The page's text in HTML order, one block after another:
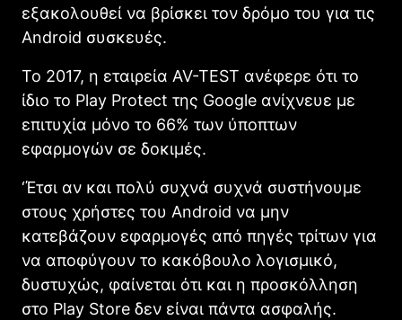
εξακολουθεί να βρίσκει τον δρόμο του για τις
Android συσκευές.
Το 2017, η εταιρεία AV-TEST ανέφερε ότι το
ίδιο το Play Protect της Google ανίχνευε με
επιτυχία μόνο το 66% των ύποπτων
εφαρμογών σε δοκιμές.
‘Έτσι αν και πολύ συχνά συχνά συστήνουμε
στους χρήστες του Android να μην
κατεβάζουν εφαρμογές από πηγές τρίτων για
να αποφύγουν το κακόβουλο λογισμικό,
δυστυχώς, φαίνεται ότι και η προσκόλληση
στο Play Store δεν είναι πάντα ασφαλής.